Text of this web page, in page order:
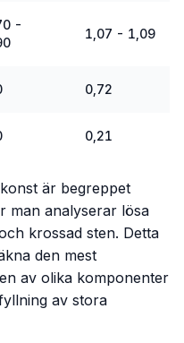
-
1,07 - 1,09
0,72
0,21
är begreppet
man analyserar lösa
krossad sten. Detta
den mest
av olika komponenter
av stora